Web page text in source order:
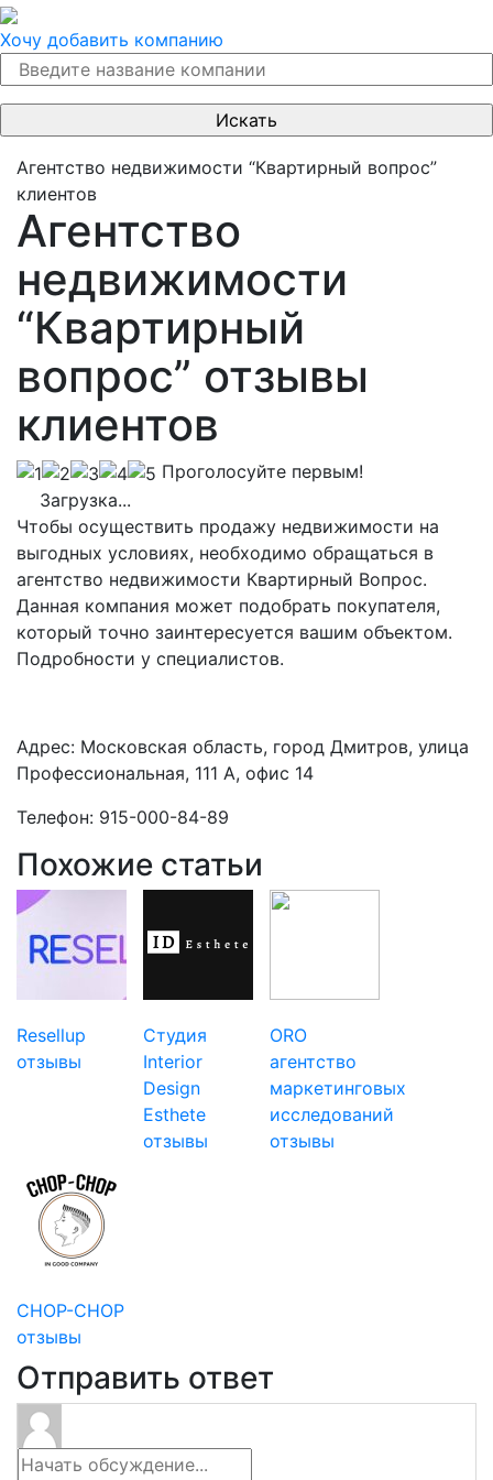
Хочу добавить компанию
Агентство недвижимости “Квартирный вопрос”
клиентов
Агентство
недвижимости
“Квартирный
вопрос” отзывы
клиентов
Проголосуйте первым!
Загрузка...
Чтобы осуществить продажу недвижимости на
выгодных условиях, необходимо обращаться в
агентство недвижимости Квартирный Вопрос.
Данная компания может подобрать покупателя,
который точно заинтересуется вашим объектом.
Подробности у специалистов.
Адрес: Московская область, город Дмитров, улица
Профессиональная, 111 А, офис 14
Телефон: 915-000-84-89
Похожие статьи
Resellup
отзывы
Студия
Interior
Design
Esthete
отзывы
ORO
агентство
маркетинговых
исследований
отзывы
CHOP-CHOP
отзывы
Отправить ответ